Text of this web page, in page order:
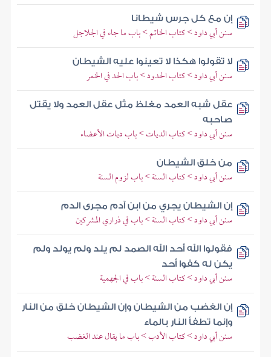
إن مع كل جرس شيطانا
سنن أبي داود > كتاب الخاتم > باب ما جاء في الجلاجل
لا تقولوا هكذا لا تعينوا عليه الشيطان
سنن أبي داود > كتاب الحدود > باب الحد في الخمر
عقل شبه العمد مغلظ مثل عقل العمد ولا يقتل
صاحبه
سنن أبي داود > كتاب الديات > باب ديات الأعضاء
من خلق الشيطان
سنن أبي داود > كتاب السنة > باب لزوم السنة
إن الشيطان يجري من ابن آدم مجرى الدم
سنن أبي داود > كتاب السنة > باب في ذراري المشركين
فقولوا الله أحد الله الصمد لم يلد ولم يولد ولم
يكن له كفوا أحد
سنن أبي داود > كتاب السنة > باب في الجهمية
إن الغضب من الشيطان وإن الشيطان خلق من النار
وإنما تطفأ النار بالماء
سنن أبي داود > كتاب الأدب > باب ما يقال عند الغضب